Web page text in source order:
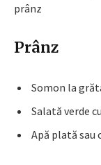
prânz
Prânz
Somon la
Salată verde
Apă plată sau